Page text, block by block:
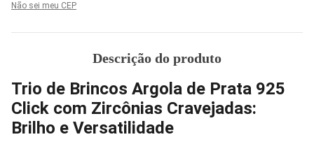
Não sei meu CEP
Descrição do produto
Trio de Brincos Argola de Prata 925
Click com Zircônias Cravejadas:
Brilho e Versatilidade